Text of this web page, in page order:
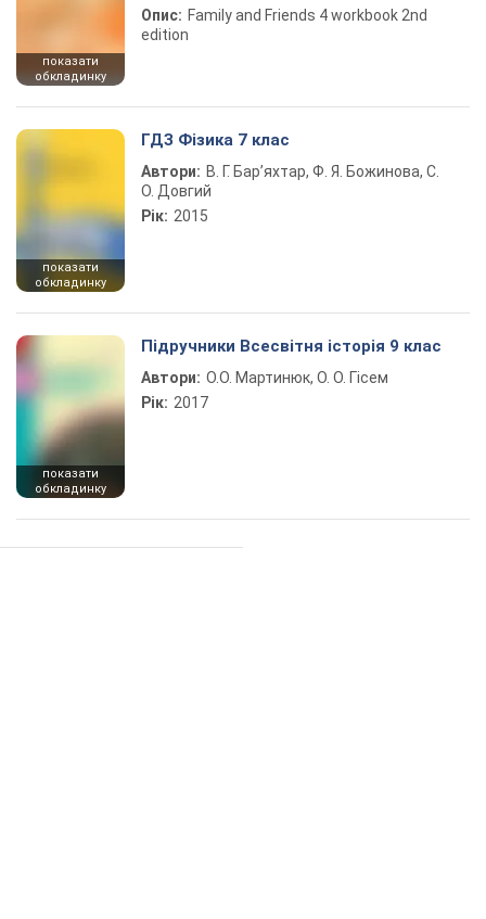
показати
обкладинку
Опис: Family and Friends 4 workbook 2nd
edition
показати
обкладинку
ГДЗ Фізика 7 клас
Автори: В. Г. Бар’яхтар, Ф. Я. Божинова, С.
О. Довгий
Рік: 2015
показати
обкладинку
Підручники Всесвітня історія 9 клас
Автори: О.О. Мартинюк, О. О. Гісем
Рік: 2017